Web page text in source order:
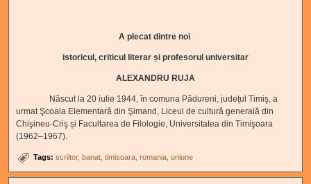
A plecat dintre noi
istoricul, criticul literar și profesorul universitar
ALEXANDRU RUJA
Născut la 20 iulie 1944, în comuna Pădureni, județul Timiş, a
urmat Şcoala Elementară din Şimand, Liceul de cultură generală din
Chişineu-Criş și Facultarea de Filologie, Universitatea din Timişoara
(1962–1967).
Tags:scriitor banat timisoara romania uniune